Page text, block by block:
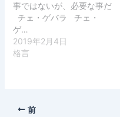
事ではないが、必要な事だ
チェ・ゲバラ チェ・
ゲ…
2019年2月4日
格言
前